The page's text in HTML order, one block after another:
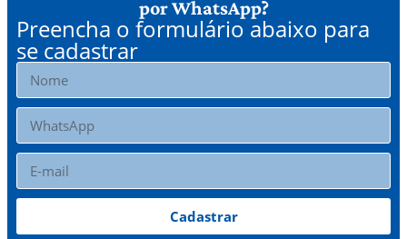
por WhatsApp?
Preencha o formulário abaixo para
se cadastrar
Cadastrar